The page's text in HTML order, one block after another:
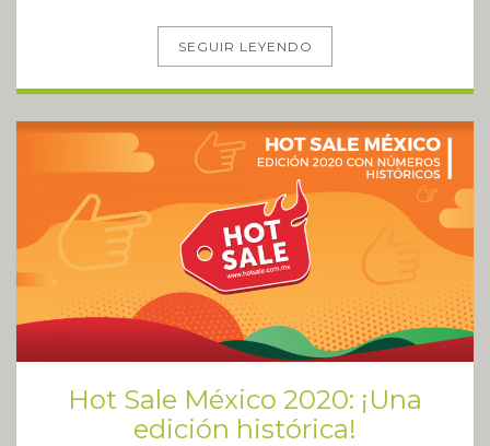
SEGUIR LEYENDO
Hot Sale México 2020: ¡Una
edición histórica!